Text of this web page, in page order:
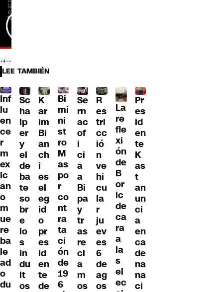
LEE TAMBIÉN
Inf
lu
en
ce
r
m
ex
ic
an
o
m
ue
re
ba
le
ad
o
du
Sc
ha
lp
er
y
el
de
ba
te
so
br
e
lo
s
in
du
lt
os
K
ar
im
Bi
an
ch
i
es
el
eg
id
o
pr
es
id
en
te
de
Bi
mi
ni
st
ro
M
as
po
r
co
nt
ra
ta
ci
ón
de
19
6
Se
rn
ac
of
i
ci
a
a
Bi
pa
y
tr
as
re
cl
a
m
os
R
es
tri
cc
ió
n
ve
hi
cu
la
r
ju
ev
es
6
de
ag
os
La
re
fle
xi
ón
de
B
or
ic
de
ca
ra
a
la
s
el
ec
Pr
es
id
en
te
K
as
t
an
un
ci
a
en
ca
de
na
na
ci